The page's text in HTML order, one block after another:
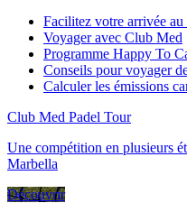
Facilitez votre arrivée
Voyager avec Club Med
Programme Happy To
Conseils pour voyager
Calculer les émissions
Club Med Padel Tour
Une compétition en plusieurs
Marbella
Découvrir